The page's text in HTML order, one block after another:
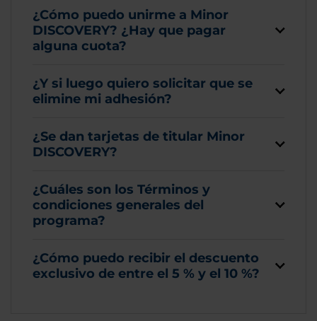
¿Cómo puedo unirme a Minor
DISCOVERY? ¿Hay que pagar
alguna cuota?
¿Y si luego quiero solicitar que se
elimine mi adhesión?
¿Se dan tarjetas de titular Minor
DISCOVERY?
¿Cuáles son los Términos y
condiciones generales del
programa?
¿Cómo puedo recibir el descuento
exclusivo de entre el 5 % y el 10 %?